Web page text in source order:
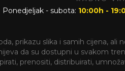
Ponedjeljak - subota: 10:00h -
prikazu slika i samih cijena,
da su dostupni u svakom
prenositi, distribuirati,